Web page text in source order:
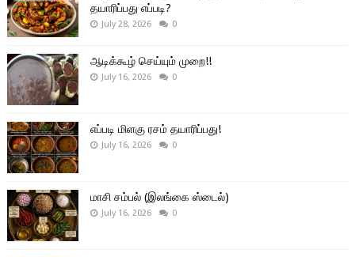
தயாரிப்பது எப்படி?
July 28, 2026 0
ஆடிக்கூழ் செய்யும் முறை!!
July 16, 2026 0
எப்படி மிளகு ரசம் தயாரிப்பது!
July 16, 2026 0
மாசி சம்பல் (இலங்கை ஸ்டைல்)
July 16, 2026 0